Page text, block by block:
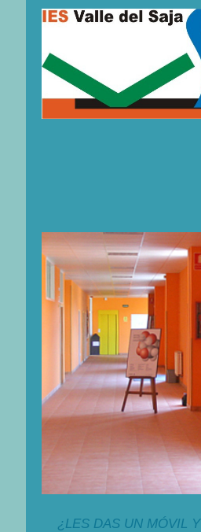
¿LES DAS UN MÓVIL Y